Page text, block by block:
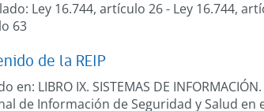
Ley 16.744, artículo 26- Ley 16.744,
63
de la REIP
en: LIBRO IX. SISTEMAS DE
de Información de Seguridad y Salud en